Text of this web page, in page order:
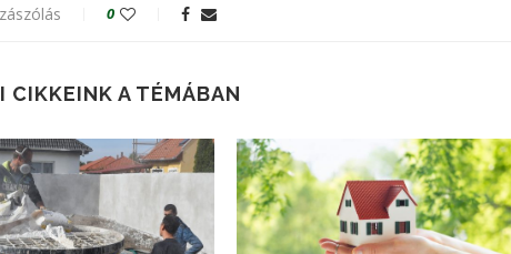
0
CIKKEINK A TÉMÁBAN